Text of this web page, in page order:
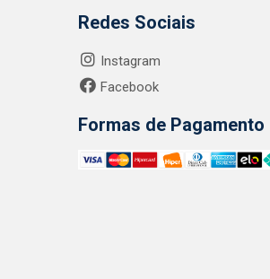
Redes Sociais
Instagram
Facebook
Formas de Pagamento